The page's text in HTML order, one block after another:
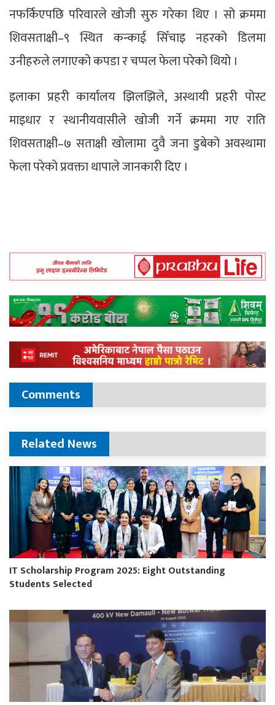
नफर्किएपछि परिवारले खोजी सुरु गरेका थिए । सो क्रममा
शिवसताक्षी–९ स्थित कन्काई सिँचाइ नहरको डिलमा
उनीहरुले लगाएको कपडा र चप्पल फेला परेको थियो ।
इलाका प्रहरी कार्यालय झिलझिले, अस्थायी प्रहरी पोस्ट
माइधार र स्थानीयवासीले खोजी गर्ने क्रममा गए राति
शिवसताक्षी–७ सताक्षी खोलामा दुवै जना डुबेको अवस्थामा
फेला परेको प्रवक्ता थापाले जानकारी दिए ।
Comments
Related News
IT Scholarship Program 2025: Eight Outstanding
Students Selected